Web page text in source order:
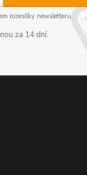
rozesílky newsletteru.
za 14 dní.